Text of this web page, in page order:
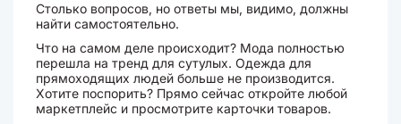
Столько вопросов, но ответы мы, видимо, должны
найти самостоятельно.
Что на самом деле происходит? Мода полностью
перешла на тренд для сутулых. Одежда для
прямоходящих людей больше не производится.
Хотите поспорить? Прямо сейчас откройте любой
маркетплейс и просмотрите карточки товаров.